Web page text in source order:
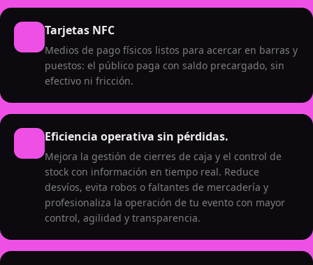
Tarjetas NFC
Medios de pago físicos listos para acercar en barras y
puestos: el público paga con saldo precargado, sin
efectivo ni fricción.
Eficiencia operativa sin pérdidas.
Mejora la gestión de cierres de caja y el control de
stock con información en tiempo real. Reduce
desvíos, evita robos o faltantes de mercadería y
profesionaliza la operación de tu evento con mayor
control, agilidad y transparencia.